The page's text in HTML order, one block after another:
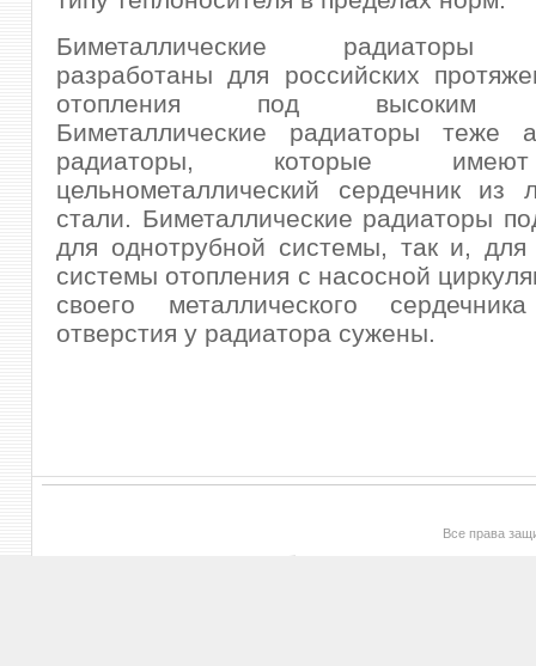
Биметаллические радиаторы
разработаны для российских
отопления под высоким
Биметаллические радиаторы теже
радиаторы, которые
цельнометаллический сердечник из
стали. Биметаллические радиаторы
для однотрубной системы, так и, для
системы отопления с насосной
своего металлического
отверстия у радиатора сужены.
Все права